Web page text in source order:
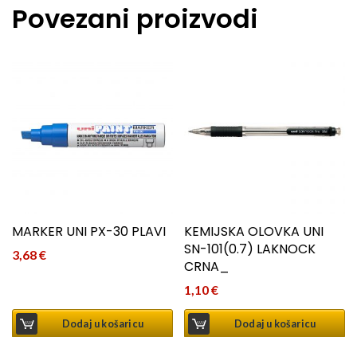
Povezani proizvodi
MARKER UNI PX-30 PLAVI
3,68€
Dodaj u košaricu
KEMIJSKA OLOVKA UNI
SN-101(0.7) LAKNOCK
CRNA_
1,10€
Dodaj u košaricu